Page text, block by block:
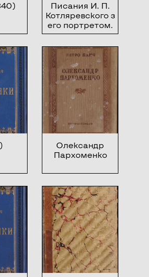
Писания И. П.
Котляревского з
его портретом.
Вергилиева
Енеида
Олександр
Пархоменко